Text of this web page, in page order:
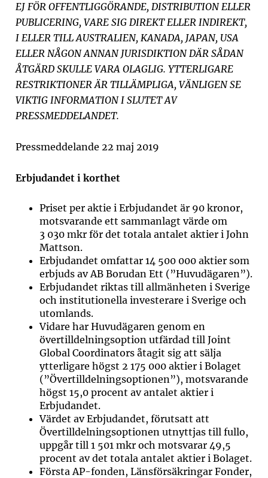
EJ FÖR OFFENTLIGGÖRANDE, DISTRIBUTION ELLER
PUBLICERING, VARE SIG DIREKT ELLER INDIREKT,
I ELLER TILL AUSTRALIEN, KANADA, JAPAN, USA
ELLER NÅGON ANNAN JURISDIKTION DÄR SÅDAN
ÅTGÄRD SKULLE VARA OLAGLIG. YTTERLIGARE
RESTRIKTIONER ÄR TILLÄMPLIGA, VÄNLIGEN SE
VIKTIG INFORMATION I SLUTET AV
PRESSMEDDELANDET.
Pressmeddelande 22 maj 2019
Erbjudandet i korthet
Priset per aktie i Erbjudandet är 90 kronor,
motsvarande ett sammanlagt värde om
3 030 mkr för det totala antalet aktier i John
Mattson.
Erbjudandet omfattar 14 500 000 aktier som
erbjuds av AB Borudan Ett (”Huvudägaren”).
Erbjudandet riktas till allmänheten i Sverige
och institutionella investerare i Sverige och
utomlands.
Vidare har Huvudägaren genom en
övertilldelningsoption utfärdad till Joint
Global Coordinators åtagit sig att sälja
ytterligare högst 2 175 000 aktier i Bolaget
(”Övertilldelningsoptionen”), motsvarande
högst 15,0 procent av antalet aktier i
Erbjudandet.
Värdet av Erbjudandet, förutsatt att
Övertilldelningsoptionen utnyttjas till fullo,
uppgår till 1 501 mkr och motsvarar 49,5
procent av det totala antalet aktier i Bolaget.
Första AP-fonden, Länsförsäkringar Fonder,